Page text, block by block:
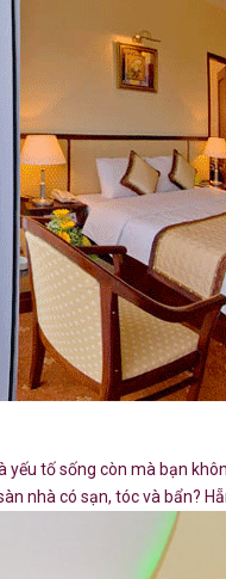
tố sống còn mà bạn
nhà có sạn, tóc và bẩn?